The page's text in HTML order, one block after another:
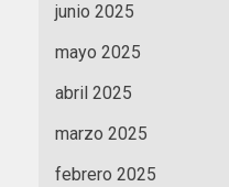
junio 2025
mayo 2025
abril 2025
marzo 2025
febrero 2025